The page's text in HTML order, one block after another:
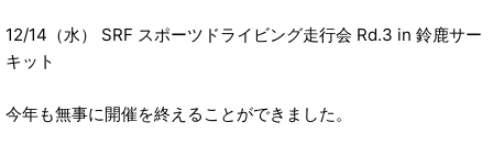
12/14（水） SRF スポーツドライビング走行会 Rd.3 in 鈴鹿サー
キット
今年も無事に開催を終えることができました。